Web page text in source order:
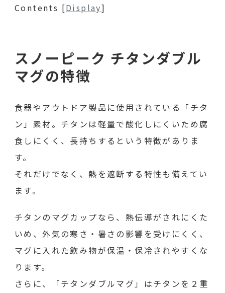
Contents [Display]
スノーピーク チタンダブル
マグの特徴
食器やアウトドア製品に使用されている「チタ
ン」素材。チタンは軽量で酸化しにくいため腐
食しにくく、長持ちするという特徴がありま
す。
それだけでなく、熱を遮断する特性も備えてい
ます。
チタンのマグカップなら、熱伝導がされにくた
いめ、外気の寒さ・暑さの影響を受けにくく、
マグに入れた飲み物が保温・保冷されやすくな
ります。
さらに、「チタンダブルマグ」はチタンを２重